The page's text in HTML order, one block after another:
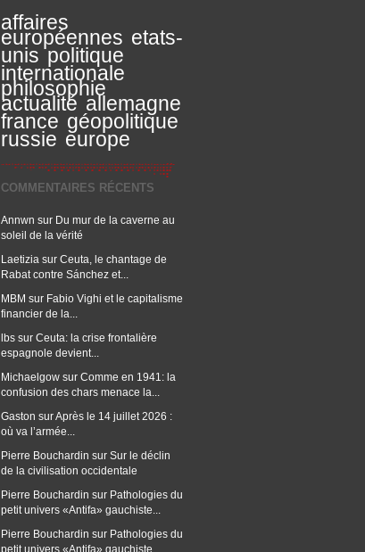
affaires
européennes etats-
unis politique
internationale
philosophie
actualité allemagne
france géopolitique
russie europe
COMMENTAIRES RÉCENTS
Annwn sur Du mur de la caverne au
soleil de la vérité
Laetizia sur Ceuta, le chantage de
Rabat contre Sánchez et...
MBM sur Fabio Vighi et le capitalisme
financier de la...
lbs sur Ceuta: la crise frontalière
espagnole devient...
Michaelgow sur Comme en 1941: la
confusion des chars menace la...
Gaston surAprès le 14 juillet 2026 :
où va l’armée...
Pierre Bouchardin sur Sur le déclin
de la civilisation occidentale
Pierre Bouchardin sur Pathologies du
petit univers «Antifa» gauchiste...
Pierre Bouchardin sur Pathologies du
petit univers «Antifa» gauchiste...